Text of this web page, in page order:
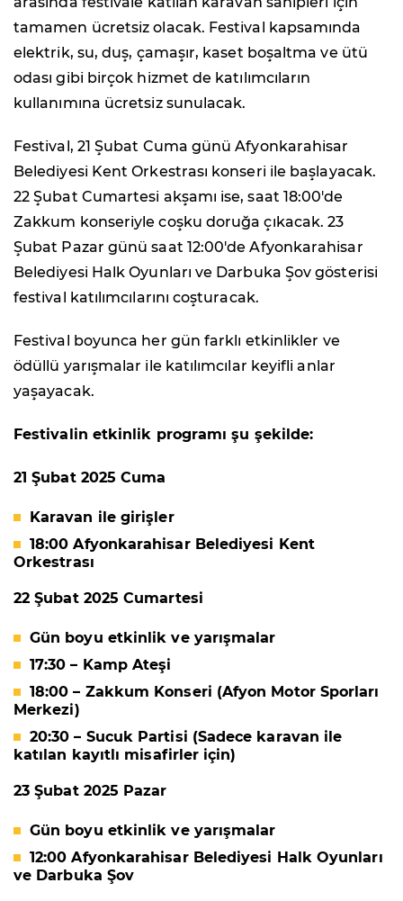
tamamen ücretsiz olacak. Festival kapsamında
elektrik, su, duş, çamaşır, kaset boşaltma ve ütü
odası gibi birçok hizmet de katılımcıların
kullanımına ücretsiz sunulacak.
Festival, 21 Şubat Cuma günü Afyonkarahisar
Belediyesi Kent Orkestrası konseri ile başlayacak.
22 Şubat Cumartesi akşamı ise, saat 18:00'de
Zakkum konseriyle coşku doruğa çıkacak. 23
Şubat Pazar günü saat 12:00'de Afyonkarahisar
Belediyesi Halk Oyunları ve Darbuka Şov gösterisi
festival katılımcılarını coşturacak.
Festival boyunca her gün farklı etkinlikler ve
ödüllü yarışmalar ile katılımcılar keyifli anlar
yaşayacak.
Festivalin etkinlik programı şu şekilde:
21 Şubat 2025 Cuma
Karavan ile girişler
18:00 Afyonkarahisar Belediyesi Kent
Orkestrası
22 Şubat 2025 Cumartesi
Gün boyu etkinlik ve yarışmalar
17:30 – Kamp Ateşi
18:00 – Zakkum Konseri (Afyon Motor Sporları
Merkezi)
20:30 – Sucuk Partisi (Sadece karavan ile
katılan kayıtlı misafirler için)
23 Şubat 2025 Pazar
Gün boyu etkinlik ve yarışmalar
12:00 Afyonkarahisar Belediyesi Halk Oyunları
ve Darbuka Şov